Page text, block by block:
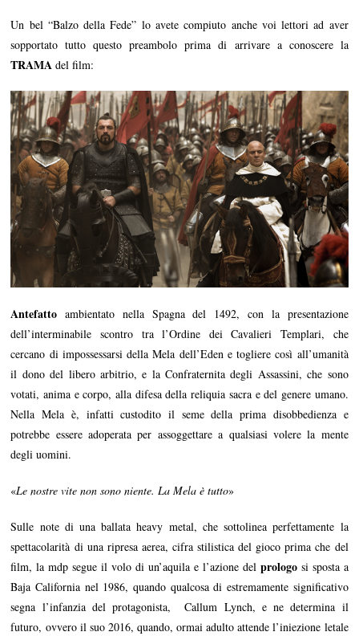
Un bel “Balzo della Fede” lo avete compiuto anche voi lettori ad aver
sopportato tutto questo preambolo prima di arrivare a conoscere la
TRAMA del film:
Antefatto ambientato nella Spagna del 1492, con la presentazione
dell’interminabile scontro tra l’Ordine dei Cavalieri Templari, che
cercano di impossessarsi della Mela dell’Eden e togliere così all’umanità
il dono del libero arbitrio, e la Confraternita degli Assassini, che sono
votati, anima e corpo, alla difesa della reliquia sacra e del genere umano.
Nella Mela è, infatti custodito il seme della prima disobbedienza e
potrebbe essere adoperata per assoggettare a qualsiasi volere la mente
degli uomini.
«Le nostre vite non sono niente. La Mela è tutto»
Sulle note di una ballata heavy metal, che sottolinea perfettamente la
spettacolarità di una ripresa aerea, cifra stilistica del gioco prima che del
film, la mdp segue il volo di un’aquila e l’azione del prologosi sposta a
Baja California nel 1986, quando qualcosa di estremamente significativo
segna l’infanzia del protagonista, Callum Lynch, e ne determina il
futuro, ovvero il suo 2016, quando, ormai adulto attende l’iniezione letale